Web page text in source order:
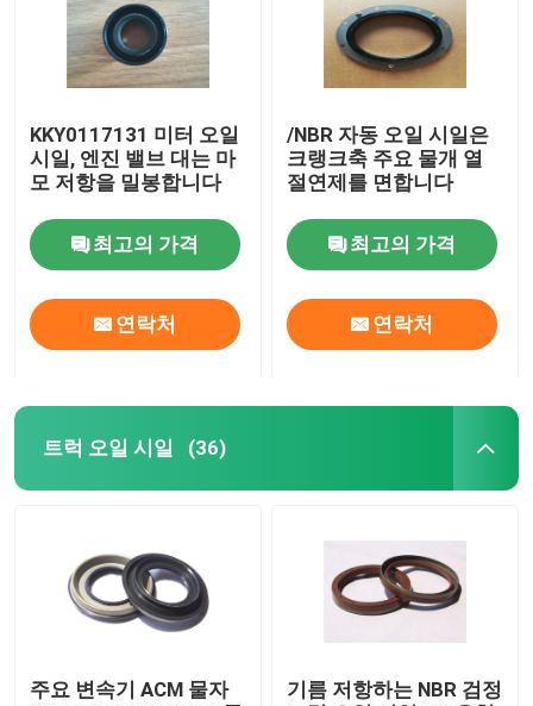
KKY0117131 미터 오일
시일, 엔진 밸브 대는 마
모 저항을 밀봉합니다
최고의 가격
연락처
/NBR 자동 오일 시일은
크랭크축 주요 물개 열
절연제를 면합니다
최고의 가격
연락처
트럭 오일 시일 (36)
주요 변속기 ACM 물자
기름 저항하는 NBR 검정